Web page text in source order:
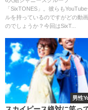
続いて、ほかの企画
那須川天心VS
対決
「SixTONES」。彼らも
ルを持っているのですがどの動
のでしょうか？今回はSixT...
男性